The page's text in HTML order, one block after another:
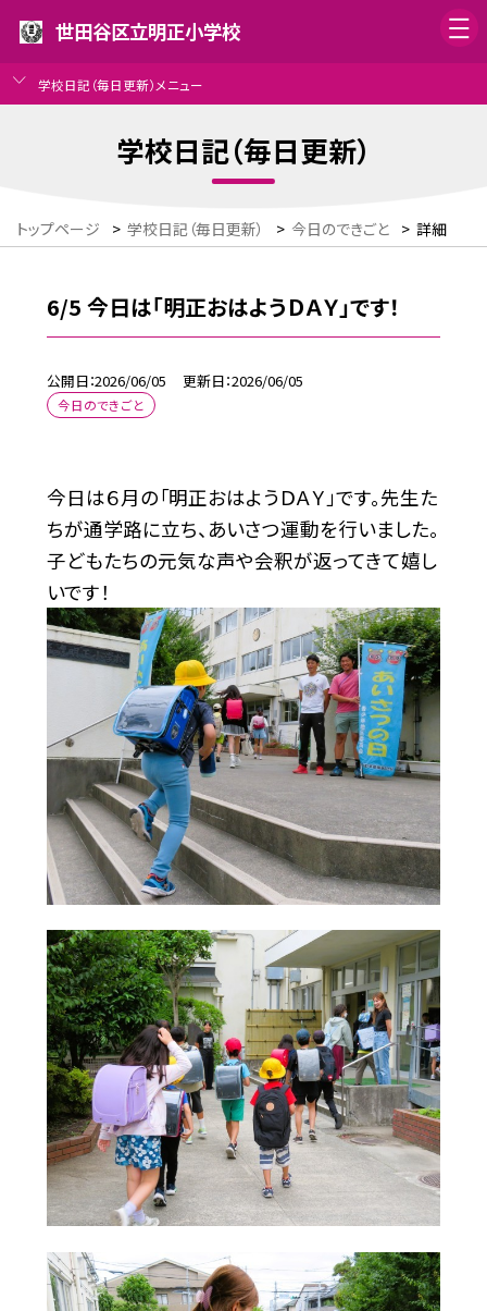
世田谷区立明正小学校
学校日記（毎日更新）メニュー
学校日記（毎日更新）
トップページ > 学校日記（毎日更新） > 今日のできごと > 詳細
6/5 今日は「明正おはようＤＡＹ」です！
公開日 2026/06/05 更新日 2026/06/05
今日のできごと
今日は６月の「明正おはようＤＡＹ」です。先生た
ちが通学路に立ち、あいさつ運動を行いました。
子どもたちの元気な声や会釈が返ってきて嬉し
いです！